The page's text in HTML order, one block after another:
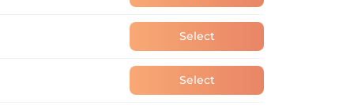
Select
Select